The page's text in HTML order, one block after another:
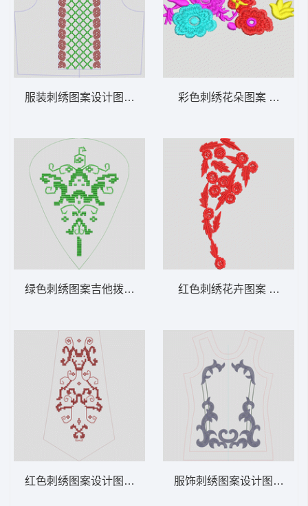
服装刺绣图案设计图 条码
绿色刺绣图案吉他拨片 抽象 马赛克
红色刺绣图案设计图 抽象 马赛克
彩色刺绣花朵图案 简单花
红色刺绣花卉图案 简单花
服饰刺绣图案设计图 曲线